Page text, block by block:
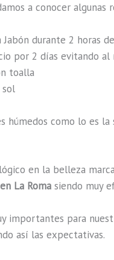
a conocer algunas
Jabón durante 2 horas
por 2 días evitando al
toalla
húmedos como lo es la
en la belleza
La Roma siendo muy
importantes para
así las expectativas.